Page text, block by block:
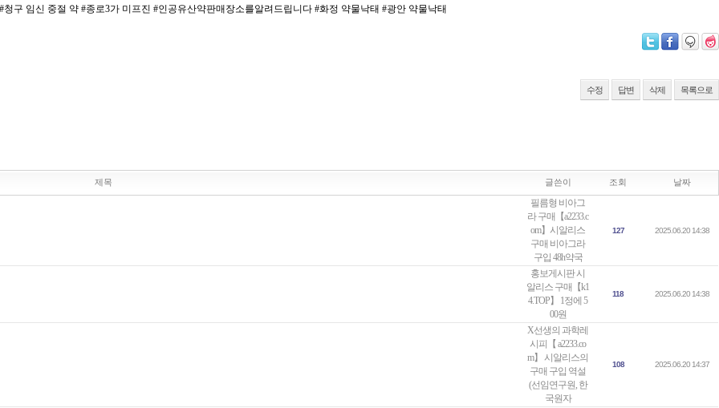
#청구 임신 중절 약 #종로3가 미프진 #인공유산약판매장소를알려드립니다 #화정 약물낙태 #광안 약물낙태
수정 답변 삭제 목록으로
제목 글쓴이 조회 날짜
필름형 비아그
라 구매【a2233.c
om】시알리스
구매 비아그라
구입 48h약국
127 2025.06.20 14:38
홍보게시판 시
알리스 구매【k1
4.TOP】 1정에 5
00원
118 2025.06.20 14:38
X선생의 과학레
시피【 a2233.co
m】 시알리스의
구매 구입 역설
(선임연구원, 한
국원자
108 2025.06.20 14:37